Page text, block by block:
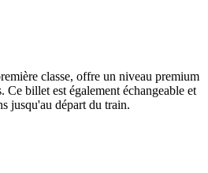
classe, offre un niveau premium
Ce billet est également échangeable et
jusqu'au départ du train.